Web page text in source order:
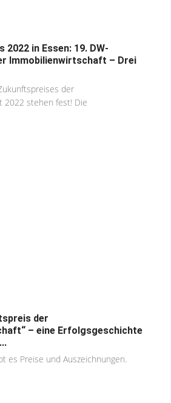
in Essen: 19. DW-
Immobilienwirtschaft – Drei
der
2022 stehen fest! Die
der
– eine Erfolgsgeschichte
es Preise und Auszeichnungen.